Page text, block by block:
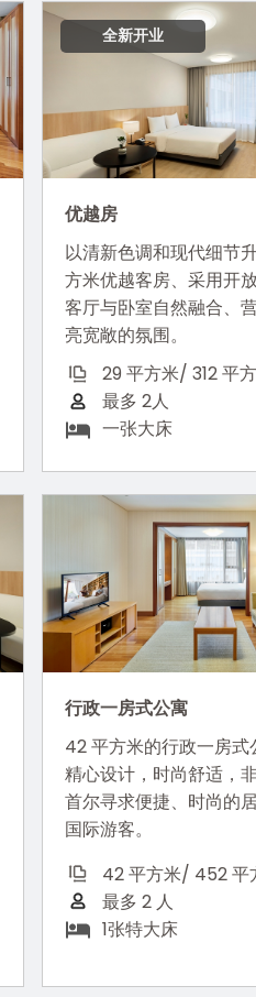
全新开业
优越房
以清新色调和现代细节
方米优越客房、采用开
客厅与卧室自然融合、
亮宽敞的氛围。
29 平方米/ 312 平
最多 2人
一张大床
行政一房式公寓
42 平方米的行政一房式
精心设计，时尚舒适，
首尔寻求便捷、时尚的
国际游客。
42 平方米/ 452 平
最多 2 人
1张特大床